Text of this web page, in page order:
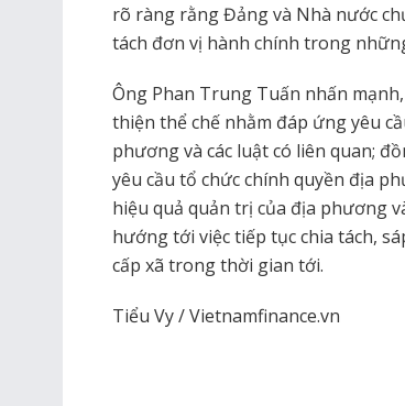
rõ ràng rằng Đảng và Nhà nước
tách đơn vị hành chính trong
Ông Phan Trung Tuấn nhấn
thiện thể chế nhằm đáp ứng yêu
phương và các luật có liên quan;
yêu cầu tổ chức chính quyền địa
hiệu quả quản trị của địa phương
hướng tới việc tiếp tục chia tách,
cấp xã trong thời gian tới.
Tiểu Vy / Vietnamfinance.vn